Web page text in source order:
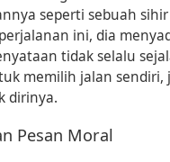
seperti sebuah
ini, dia
tidak selalu
memilih jalan sendiri,
dirinya.
Pesan Moral